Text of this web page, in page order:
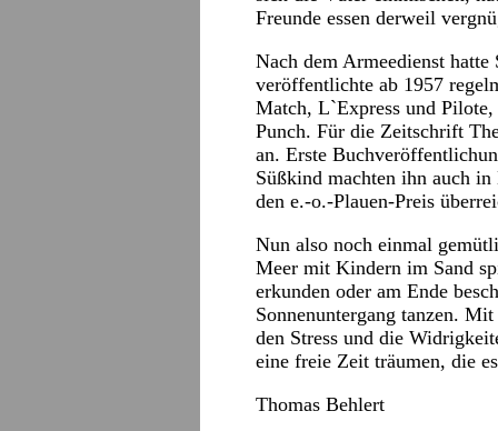
Freunde essen derweil
Nach dem Armeedienst
veröffentlichte ab 1957
Match, L`Express und
Punch. Für die Zeitschrift
an. Erste
Süßkind machten ihn auch
den e.-o.-Plauen-Preis
Nun also noch einmal
Meer mit Kindern im Sand
erkunden oder am Ende
Sonnenuntergang tanzen.
den Stress und die
eine freie Zeit träumen, die
Thomas Behlert